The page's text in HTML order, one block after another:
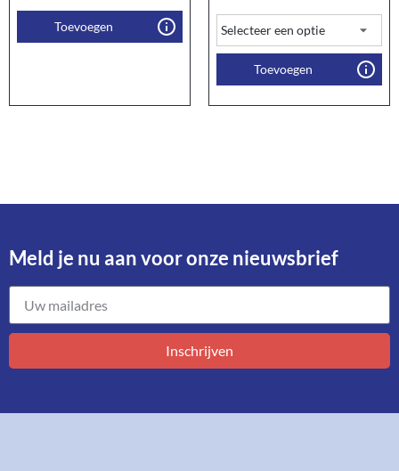
Toevoegen
Toevoegen
Meld je nu aan voor onze nieuwsbrief​
Inschrijven